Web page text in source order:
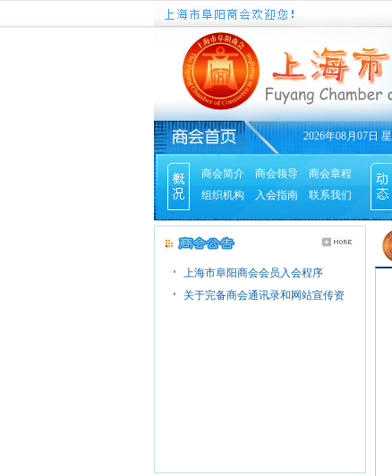
2026年08月07日
商会简介 商会领导 商会章程
组织机构
入会指南 联系我们
上海市阜阳商会会员入会程序
关于完备商会通讯录和网站宣传资